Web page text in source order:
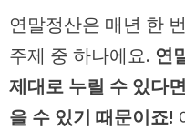
연말정산은 매년 한
주제 중 하나에요. 연
제대로 누릴 수 있다
을 수 있기 때문이죠!